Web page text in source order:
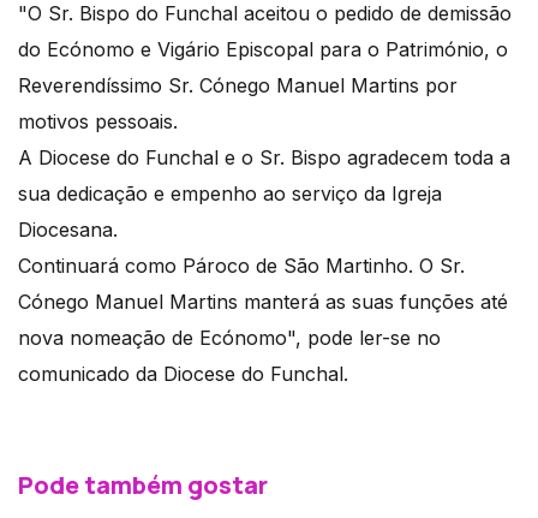
"O Sr. Bispo do Funchal aceitou o pedido de demissão
do Ecónomo e Vigário Episcopal para o Património, o
Reverendíssimo Sr. Cónego Manuel Martins por
motivos pessoais.
A Diocese do Funchal e o Sr. Bispo agradecem toda a
sua dedicação e empenho ao serviço da Igreja
Diocesana.
Continuará como Pároco de São Martinho. O Sr.
Cónego Manuel Martins manterá as suas funções até
nova nomeação de Ecónomo", pode ler-se no
comunicado da Diocese do Funchal.
Pode também gostar